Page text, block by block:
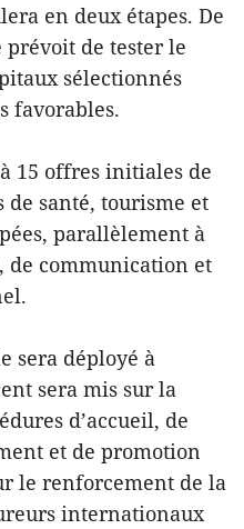
en deux étapes. De
prévoit de tester le
sélectionnés
favorables.
15 offres initiales de
de santé, tourisme et
parallèlement à
de communication et
sera déployé à
sera mis sur la
d’accueil, de
et de promotion
le renforcement de la
internationaux